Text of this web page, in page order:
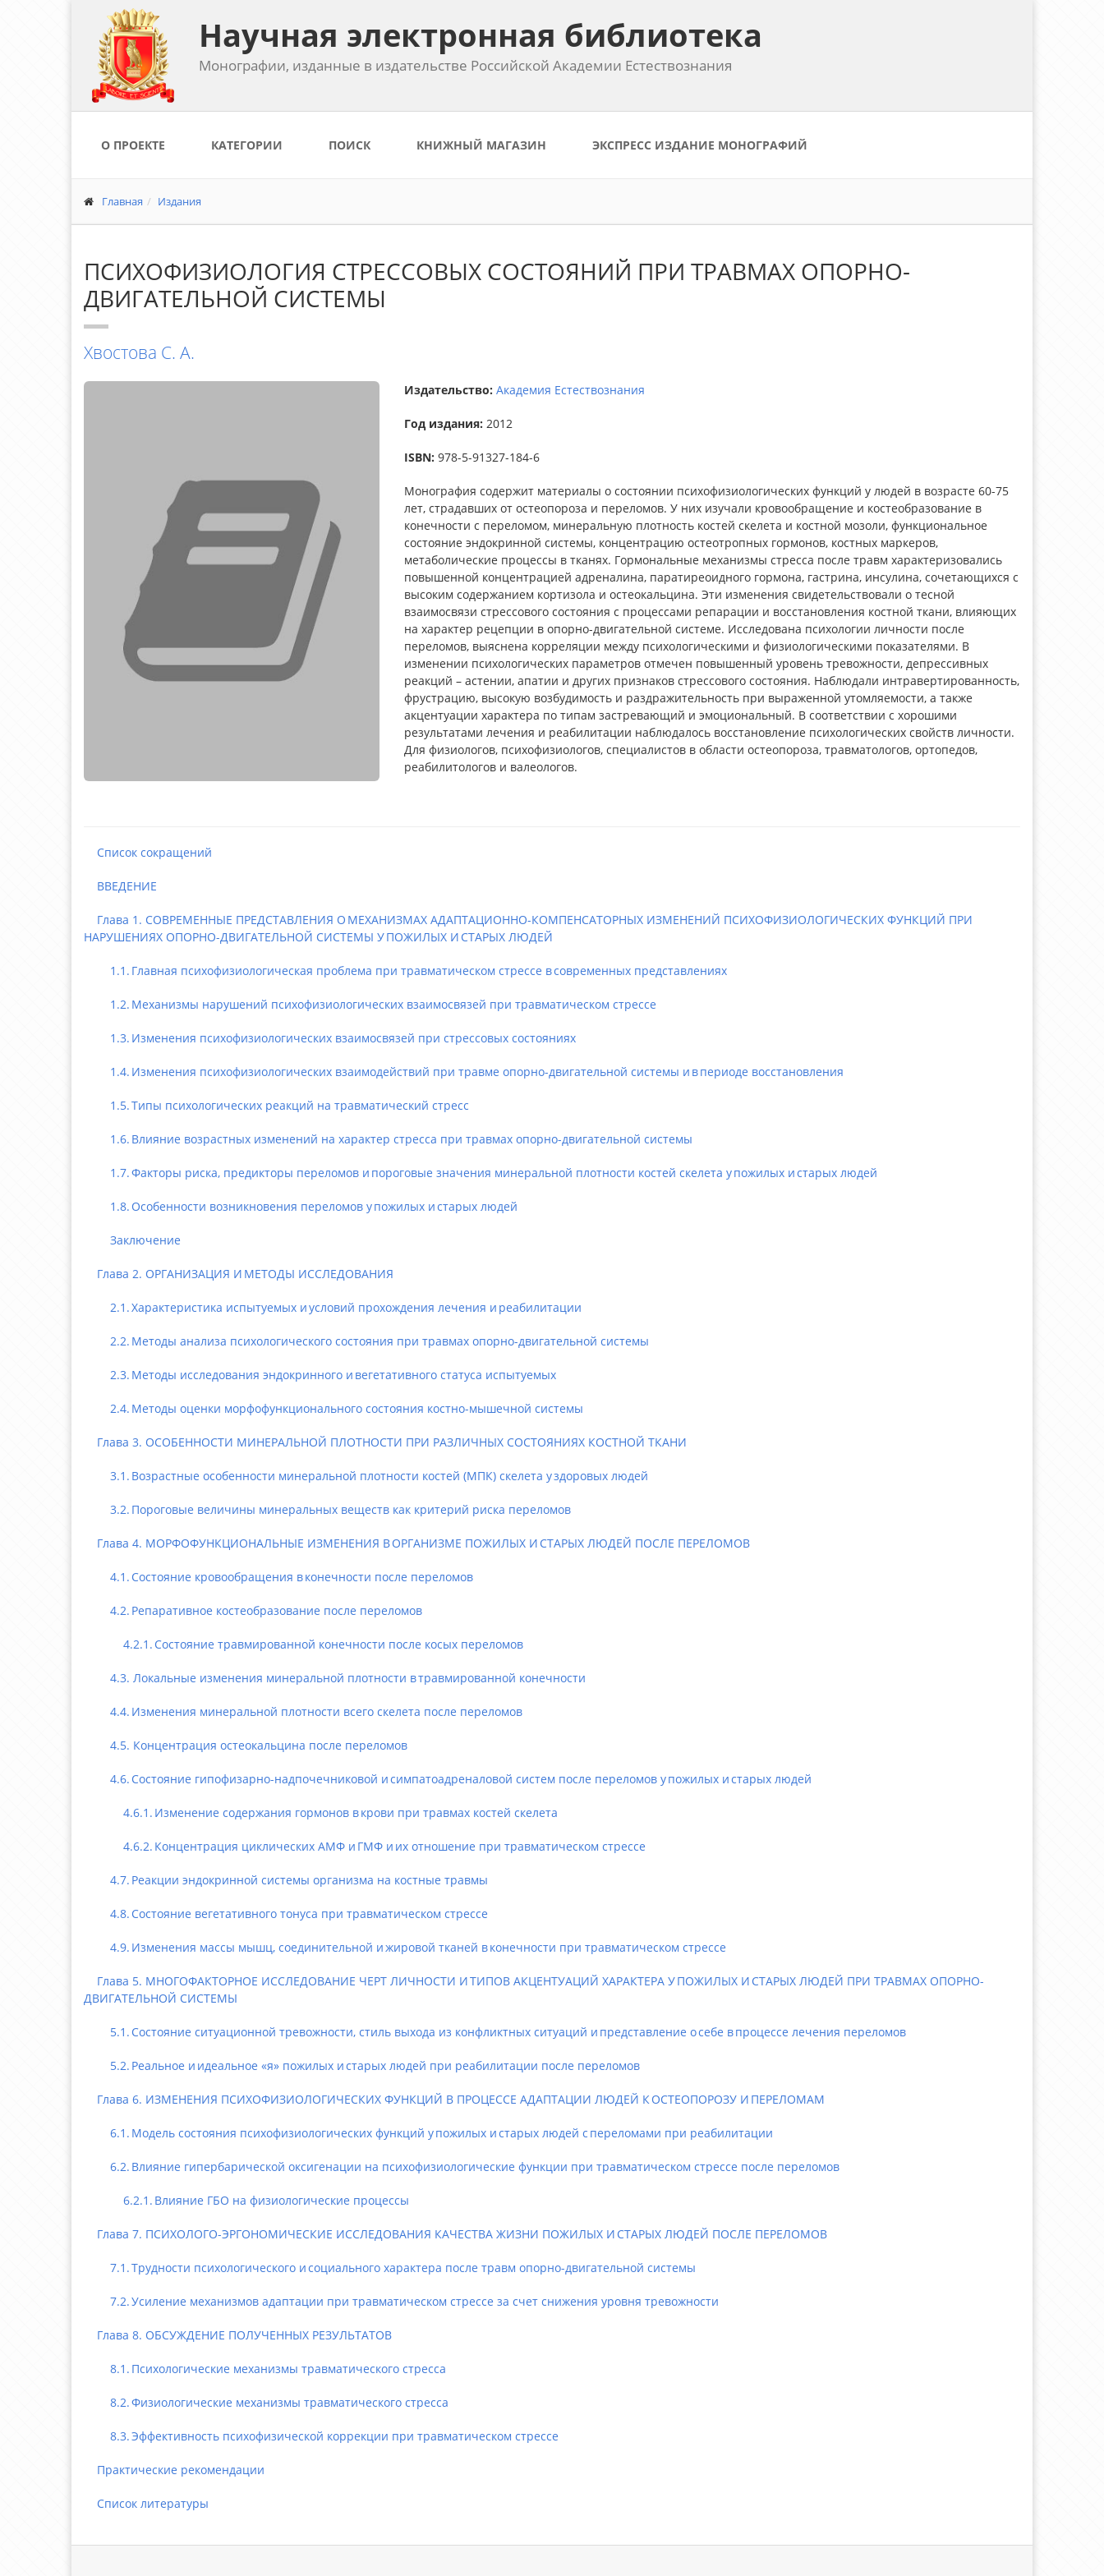
Научная электронная библиотека
Монографии, изданные в издательстве Российской Академии Естествознания
О ПРОЕКТЕ КАТЕГОРИИ ПОИСК КНИЖНЫЙ МАГАЗИН ЭКСПРЕСС ИЗДАНИЕ МОНОГРАФИЙ
Главная Издания
ПСИХОФИЗИОЛОГИЯ СТРЕССОВЫХ СОСТОЯНИЙ ПРИ ТРАВМАХ ОПОРНО-
ДВИГАТЕЛЬНОЙ СИСТЕМЫ
Хвостова С. А.
Издательство: Академия Естествознания
Год издания: 2012
ISBN: 978-5-91327-184-6
Монография содержит материалы о состоянии психофизиологических функций у людей в возрасте 60-75
лет, страдавших от остеопороза и переломов. У них изучали кровообращение и костеобразование в
конечности с переломом, минеральную плотность костей скелета и костной мозоли, функциональное
состояние эндокринной системы, концентрацию остеотропных гормонов, костных маркеров,
метаболические процессы в тканях. Гормональные механизмы стресса после травм характеризовались
повышенной концентрацией адреналина, паратиреоидного гормона, гастрина, инсулина, сочетающихся с
высоким содержанием кортизола и остеокальцина. Эти изменения свидетельствовали о тесной
взаимосвязи стрессового состояния с процессами репарации и восстановления костной ткани, влияющих
на характер рецепции в опорно-двигательной системе. Исследована психологии личности после
переломов, выяснена корреляции между психологическими и физиологическими показателями. В
изменении психологических параметров отмечен повышенный уровень тревожности, депрессивных
реакций – астении, апатии и других признаков стрессового состояния. Наблюдали интравертированность,
фрустрацию, высокую возбудимость и раздражительность при выраженной утомляемости, а также
акцентуации характера по типам застревающий и эмоциональный. В соответствии с хорошими
результатами лечения и реабилитации наблюдалось восстановление психологических свойств личности.
Для физиологов, психофизиологов, специалистов в области остеопороза, травматологов, ортопедов,
реабилитологов и валеологов.
Список сокращений
ВВЕДЕНИЕ
Глава 1. СОВРЕМЕННЫЕ ПРЕДСТАВЛЕНИЯ О МЕХАНИЗМАХ АДАПТАЦИОННО-КОМПЕНСАТОРНЫХ ИЗМЕНЕНИЙ ПСИХОФИЗИОЛОГИЧЕСКИХ ФУНКЦИЙ ПРИ
НАРУШЕНИЯХ ОПОРНО-ДВИГАТЕЛЬНОЙ СИСТЕМЫ У ПОЖИЛЫХ И СТАРЫХ ЛЮДЕЙ
1.1. Главная психофизиологическая проблема при травматическом стрессе в современных представлениях
1.2. Механизмы нарушений психофизиологических взаимосвязей при травматическом стрессе
1.3. Изменения психофизиологических взаимосвязей при стрессовых состояниях
1.4. Изменения психофизиологических взаимодействий при травме опорно-двигательной системы и в периоде восстановления
1.5. Типы психологических реакций на травматический стресс
1.6. Влияние возрастных изменений на характер стресса при травмах опорно-двигательной системы
1.7. Факторы риска, предикторы переломов и пороговые значения минеральной плотности костей скелета у пожилых и старых людей
1.8. Особенности возникновения переломов у пожилых и старых людей
Заключение
Глава 2. ОРГАНИЗАЦИЯ И МЕТОДЫ ИССЛЕДОВАНИЯ
2.1. Характеристика испытуемых и условий прохождения лечения и реабилитации
2.2. Методы анализа психологического состояния при травмах опорно-двигательной системы
2.3. Методы исследования эндокринного и вегетативного статуса испытуемых
2.4. Методы оценки морфофункционального состояния костно-мышечной системы
Глава 3. ОСОБЕННОСТИ МИНЕРАЛЬНОЙ ПЛОТНОСТИ ПРИ РАЗЛИЧНЫХ СОСТОЯНИЯХ КОСТНОЙ ТКАНИ
3.1. Возрастные особенности минеральной плотности костей (МПК) скелета у здоровых людей
3.2. Пороговые величины минеральных веществ как критерий риска переломов
Глава 4. МОРФОФУНКЦИОНАЛЬНЫЕ ИЗМЕНЕНИЯ В ОРГАНИЗМЕ ПОЖИЛЫХ И СТАРЫХ ЛЮДЕЙ ПОСЛЕ ПЕРЕЛОМОВ
4.1. Состояние кровообращения в конечности после переломов
4.2. Репаративное костеобразование после переломов
4.2.1. Состояние травмированной конечности после косых переломов
4.3. Локальные изменения минеральной плотности в травмированной конечности
4.4. Изменения минеральной плотности всего скелета после переломов
4.5. Концентрация остеокальцина после переломов
4.6. Состояние гипофизарно-надпочечниковой и симпатоадреналовой систем после переломов у пожилых и старых людей
4.6.1. Изменение содержания гормонов в крови при травмах костей скелета
4.6.2. Концентрация циклических АМФ и ГМФ и их отношение при травматическом стрессе
4.7. Реакции эндокринной системы организма на костные травмы
4.8. Состояние вегетативного тонуса при травматическом стрессе
4.9. Изменения массы мышц, соединительной и жировой тканей в конечности при травматическом стрессе
Глава 5. МНОГОФАКТОРНОЕ ИССЛЕДОВАНИЕ ЧЕРТ ЛИЧНОСТИ И ТИПОВ АКЦЕНТУАЦИЙ ХАРАКТЕРА У ПОЖИЛЫХ И СТАРЫХ ЛЮДЕЙ ПРИ ТРАВМАХ ОПОРНО-
ДВИГАТЕЛЬНОЙ СИСТЕМЫ
5.1. Состояние ситуационной тревожности, стиль выхода из конфликтных ситуаций и представление о себе в процессе лечения переломов
5.2. Реальное и идеальное «я» пожилых и старых людей при реабилитации после переломов
Глава 6. ИЗМЕНЕНИЯ ПСИХОФИЗИОЛОГИЧЕСКИХ ФУНКЦИЙ В ПРОЦЕССЕ АДАПТАЦИИ ЛЮДЕЙ К ОСТЕОПОРОЗУ И ПЕРЕЛОМАМ
6.1. Модель состояния психофизиологических функций у пожилых и старых людей с переломами при реабилитации
6.2. Влияние гипербарической оксигенации на психофизиологические функции при травматическом стрессе после переломов
6.2.1. Влияние ГБО на физиологические процессы
Глава 7. ПСИХОЛОГО-ЭРГОНОМИЧЕСКИЕ ИССЛЕДОВАНИЯ КАЧЕСТВА ЖИЗНИ ПОЖИЛЫХ И СТАРЫХ ЛЮДЕЙ ПОСЛЕ ПЕРЕЛОМОВ
7.1. Трудности психологического и социального характера после травм опорно-двигательной системы
7.2. Усиление механизмов адаптации при травматическом стрессе за счет снижения уровня тревожности
Глава 8. ОБСУЖДЕНИЕ ПОЛУЧЕННЫХ РЕЗУЛЬТАТОВ
8.1. Психологические механизмы травматического стресса
8.2. Физиологические механизмы травматического стресса
8.3. Эффективность психофизической коррекции при травматическом стрессе
Практические рекомендации
Список литературы